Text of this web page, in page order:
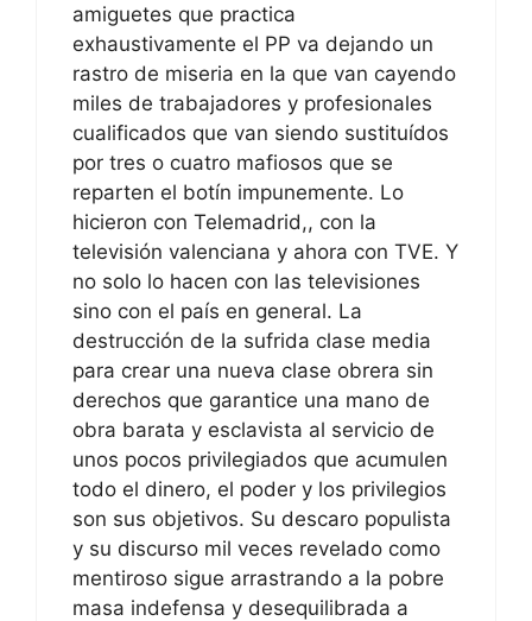
amiguetes que practica
exhaustivamente el PP va dejando un
rastro de miseria en la que van cayendo
miles de trabajadores y profesionales
cualificados que van siendo sustituídos
por tres o cuatro mafiosos que se
reparten el botín impunemente. Lo
hicieron con Telemadrid,, con la
televisión valenciana y ahora con TVE. Y
no solo lo hacen con las televisiones
sino con el país en general. La
destrucción de la sufrida clase media
para crear una nueva clase obrera sin
derechos que garantice una mano de
obra barata y esclavista al servicio de
unos pocos privilegiados que acumulen
todo el dinero, el poder y los privilegios
son sus objetivos. Su descaro populista
y su discurso mil veces revelado como
mentiroso sigue arrastrando a la pobre
masa indefensa y desequilibrada a